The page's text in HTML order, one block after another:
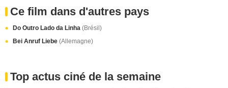
Ce film dans d'autres pays
Do Outro Lado da Linha (Brésil)
Bei Anruf Liebe (Allemagne)
Top actus ciné de la semaine